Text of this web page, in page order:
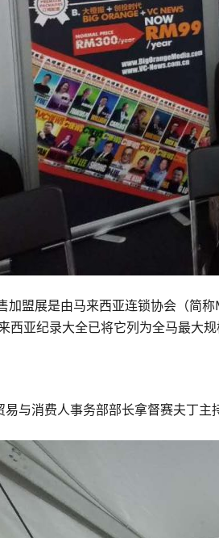
加盟展是由马来西亚连锁协会（简
西亚纪录大全已将它列为全马最大规
与消费人事务部部长拿督赛夫丁